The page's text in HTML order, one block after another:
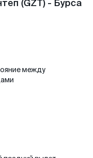
(GZT) - Бурса
между